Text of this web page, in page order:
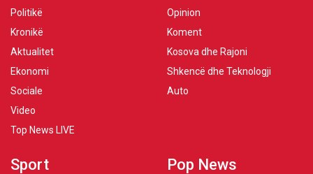
Politikë
Kronikë
Aktualitet
Ekonomi
Sociale
Video
Top News LIVE
Opinion
Koment
Kosova dhe Rajoni
Shkencë dhe Teknologji
Auto
Sport Pop News